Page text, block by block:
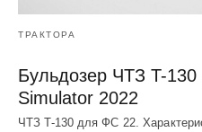
ТРАКТОРА
Бульдозер ЧТЗ T-
Simulator 2022
ЧТЗ T-130 для ФС 22.